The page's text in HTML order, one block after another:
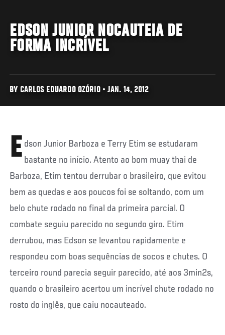
EDSON JUNIOR NOCAUTEIA DE
FORMA INCRÍVEL
BY CARLOS EDUARDO OZÓRIO • JAN. 14, 2012
E dson Junior Barboza e Terry Etim se estudaram
bastante no início. Atento ao bom muay thai de
Barboza, Etim tentou derrubar o brasileiro, que evitou
bem as quedas e aos poucos foi se soltando, com um
belo chute rodado no final da primeira parcial. O
combate seguiu parecido no segundo giro. Etim
derrubou, mas Edson se levantou rapidamente e
respondeu com boas sequências de socos e chutes. O
terceiro round parecia seguir parecido, até aos 3min2s,
quando o brasileiro acertou um incrível chute rodado no
rosto do inglês, que caiu nocauteado.